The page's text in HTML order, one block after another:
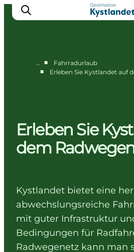
Camping
… ■
Fahrradurlaub
■
Erleben Sie Kystlandet auf
Erleben Sie
dem
Kystlandet bietet eine
abwechslungsreiche
mit guter Infrastruktur
Bedingungen für
Radwegenetz kann man